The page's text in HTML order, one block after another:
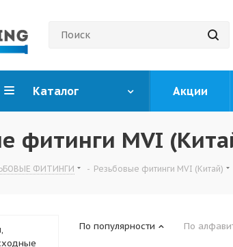
Каталог Акции
фитинги MVI
ФИТИНГИ - Резьбовые фитинги MVI (Китай)
По популярности По